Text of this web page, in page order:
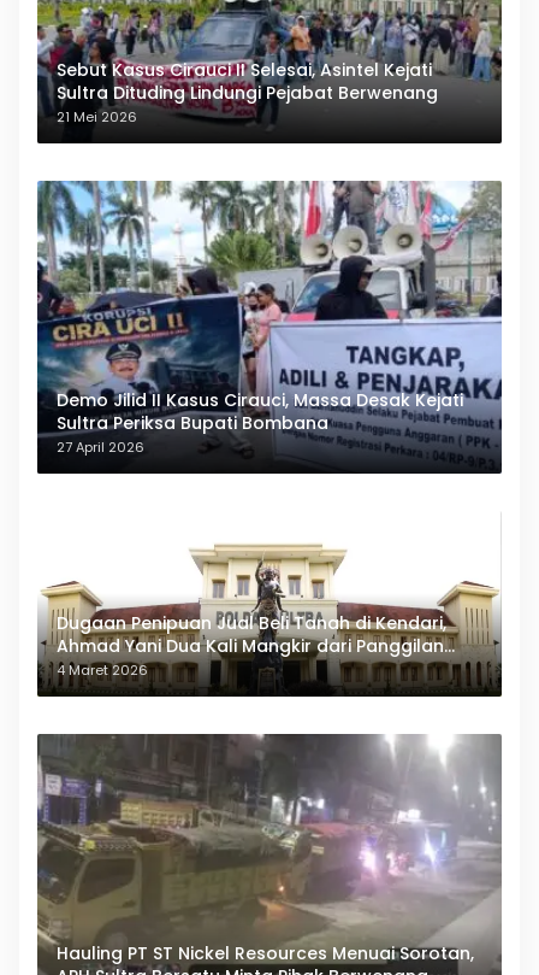
Sebut Kasus Cirauci II Selesai, Asintel Kejati
Sultra Dituding Lindungi Pejabat Berwenang
21 Mei 2026
Demo Jilid II Kasus Cirauci, Massa Desak Kejati
Sultra Periksa Bupati Bombana
27 April 2026
Dugaan Penipuan Jual Beli Tanah di Kendari,
Ahmad Yani Dua Kali Mangkir dari Panggilan
Polda Sultra
4 Maret 2026
Hauling PT ST Nickel Resources Menuai Sorotan,